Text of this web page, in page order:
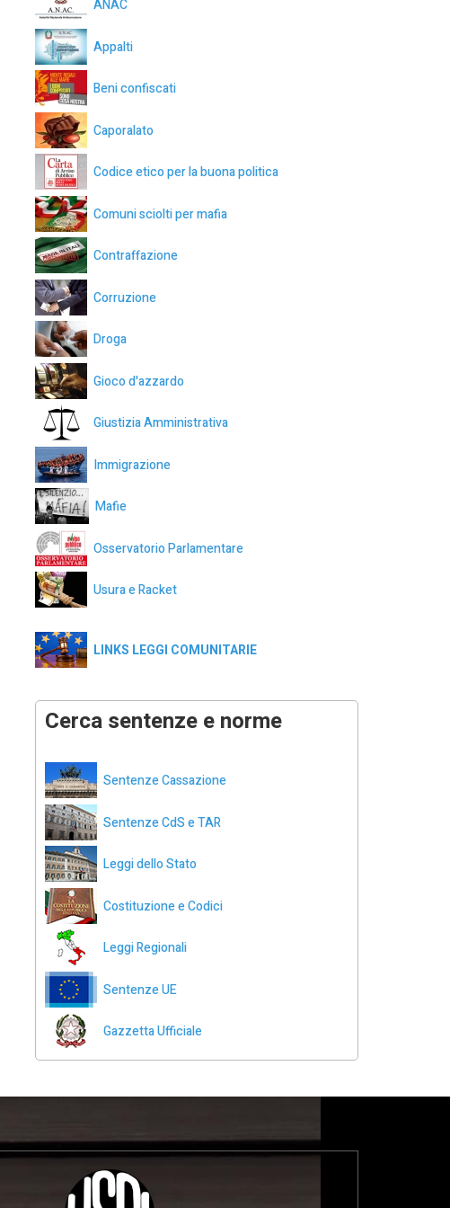
ANAC
Appalti
Beni confiscati
Caporalato
Codice etico per la buona politica
Comuni sciolti per mafia
Contraffazione
Corruzione
Droga
Gioco d'azzardo
Giustizia Amministrativa
Immigrazione
Mafie
Osservatorio Parlamentare
Usura e Racket
LINKS LEGGI COMUNITARIE
Cerca sentenze e norme
Sentenze Cassazione
Sentenze CdS e TAR
Leggi dello Stato
Costituzione e Codici
Leggi Regionali
Sentenze UE
Gazzetta Ufficiale